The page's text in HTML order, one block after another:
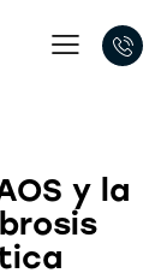
y la